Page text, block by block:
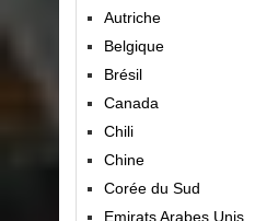
Autriche
Belgique
Brésil
Canada
Chili
Chine
Corée du Sud
Emirats Arabes Unis